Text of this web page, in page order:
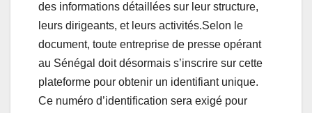
des informations détaillées sur leur structure,
leurs dirigeants, et leurs activités.Selon le
document, toute entreprise de presse opérant
au Sénégal doit désormais s’inscrire sur cette
plateforme pour obtenir un identifiant unique.
Ce numéro d’identification sera exigé pour